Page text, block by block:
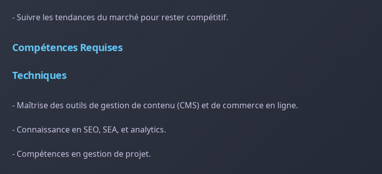
- Suivre les tendances du marché pour rester compétitif.
Compétences Requises
Techniques
- Maîtrise des outils de gestion de contenu (CMS) et de commerce en ligne.
- Connaissance en SEO, SEA, et analytics.
- Compétences en gestion de projet.